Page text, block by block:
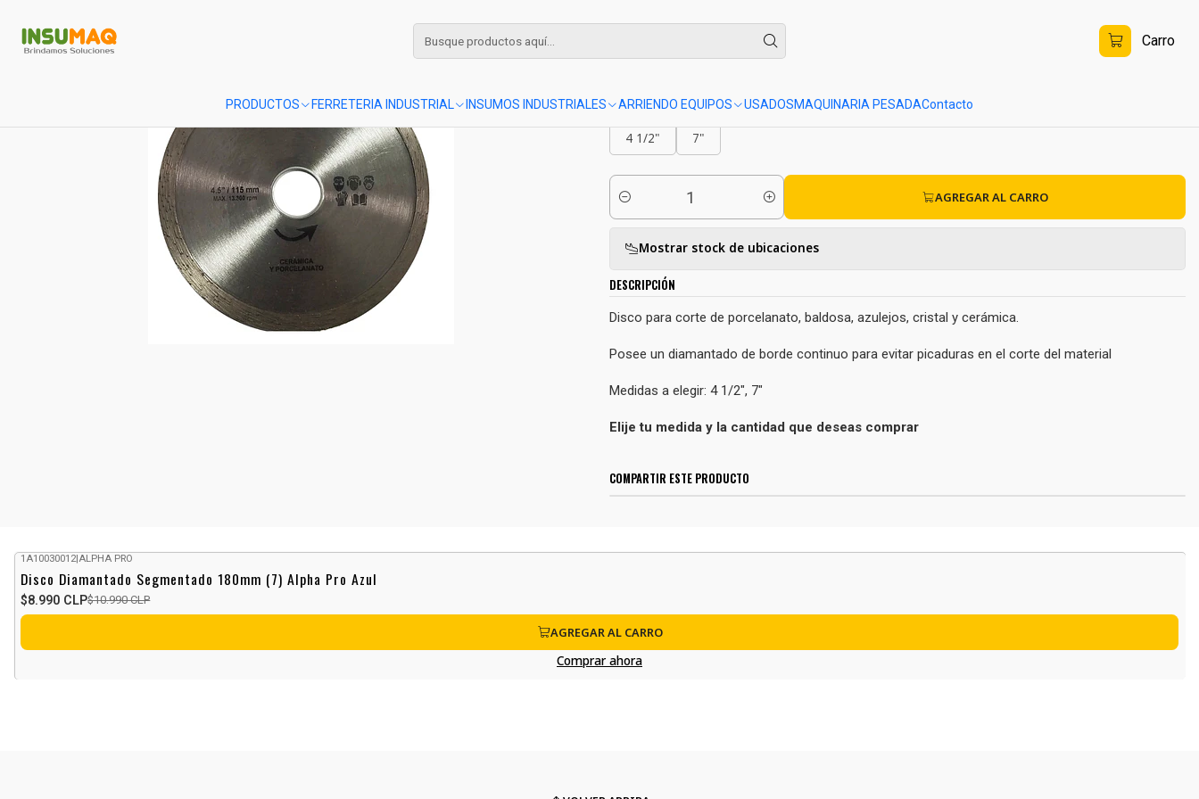
Carro
PRODUCTOS FERRETERIA INDUSTRIAL INSUMOS INDUSTRIALES ARRIENDO EQUIPOS USADOSMAQUINARIA PESADAContacto
Disco diamantado continuo
4 1/2" 7"
Cantidad
AGREGAR AL CARRO
Mostrar stock de ubicaciones
DESCRIPCIÓN
Disco para corte de porcelanato, baldosa, azulejos, cristal y cerámica.
Posee un diamantado de borde continuo para evitar picaduras en el corte del material
Medidas a elegir: 4 1/2", 7"
Elije tu medida y la cantidad que deseas comprar
COMPARTIR ESTE PRODUCTO
1A10030012|ALPHA PRO
Disco Diamantado Segmentado 180mm (7) Alpha Pro Azul
$8.990 CLP$10.990 CLP
AGREGAR AL CARRO
Comprar ahora